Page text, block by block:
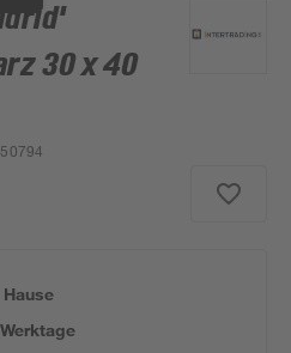
30 x 40